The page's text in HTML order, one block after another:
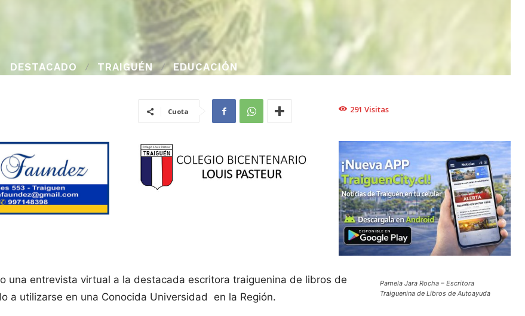
DESTACADO TRAIGUÉN EDUCACIÓN
Cuota 291 Visitas
Pamela Jara Rocha – Escritora
Traiguenina de Libros de Autoayuda
una entrevista virtual a la destacada escritora traiguenina de libros de
a utilizarse en una Conocida Universidad en la Región.